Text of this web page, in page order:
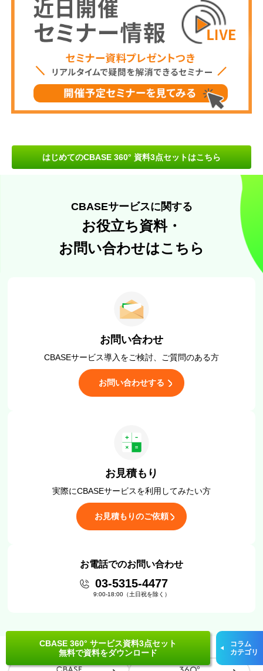
CBASE 360° サービス資料3点セット
無料で資料をダウンロード
コラム
カテゴリ
はじめてのCBASE 360° 資料3点セットはこちら
CBASEサービスに関する
お役立ち資料・
お問い合わせはこちら
お問い合わせ
CBASEサービス導入をご検討、 ご質問のある方
お問い合わせする
お見積もり
実際にCBASEサービスを利用してみたい方
お見積もりのご依頼
お電話でのお問い合わせ
03-5315-4477
9:00-18:00（土日祝を除く）